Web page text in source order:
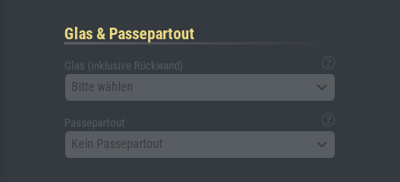
Glas & Passepartout
Glas (inklusive Rückwand)
Bitte wählen
Passepartout
Kein Passepartout